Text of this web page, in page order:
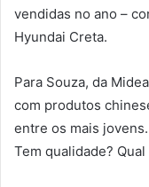
vendidas no ano –
Hyundai Creta.
Para Souza, da
com produtos
entre os mais
Tem qualidade?